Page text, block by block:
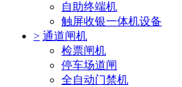
自助终端机
触屏收银一体机设备
> 通道闸机
检票闸机
停车场道闸
全自动门禁机